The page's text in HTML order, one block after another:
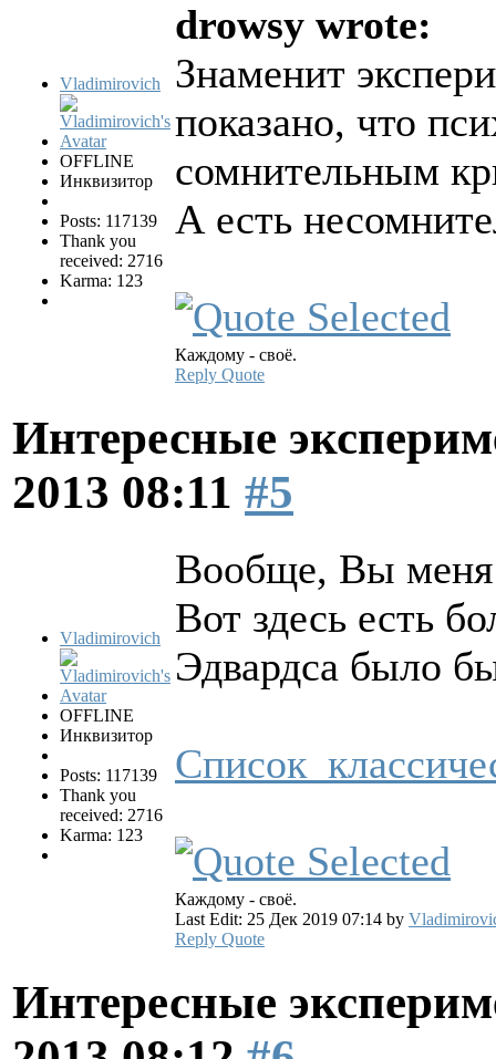
Vladimirovich
OFFLINE
Инквизитор
Posts: 117139
Thank you
received: 2716
Karma: 123
drowsy wrote:
Знаменит
показано, что
сомнительным
А есть
Каждому - своё.
Reply Quote
Интересные
2013 08:11 #5
Vladimirovich
OFFLINE
Инквизитор
Posts: 117139
Thank you
received: 2716
Karma: 123
Вообще, Вы меня
Вот здесь есть
Эдвардса было
Каждому - своё.
Last Edit: 25 Дек 2019 07:14 by
Reply Quote
Интересные